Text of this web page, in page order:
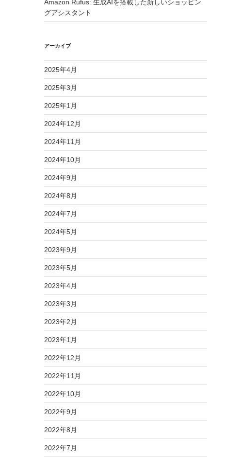
Amazon Rufus: 生成AIを搭載した新しいショッピン
グアシスタント
アーカイブ
2025年4月
2025年3月
2025年1月
2024年12月
2024年11月
2024年10月
2024年9月
2024年8月
2024年7月
2024年5月
2023年9月
2023年5月
2023年4月
2023年3月
2023年2月
2023年1月
2022年12月
2022年11月
2022年10月
2022年9月
2022年8月
2022年7月